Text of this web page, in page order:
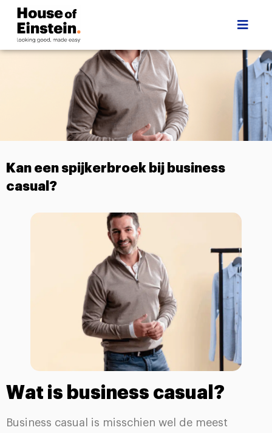
Kan een spijkerbroek bij business
casual?
Wat is business casual?
Business casual is misschien wel de meest